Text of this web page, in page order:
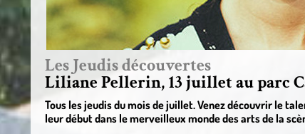
Les Jeudis découvertes
Liliane Pellerin, 13 juillet au parc
Tous les jeudis du mois de juillet. Venez découvrir le
leur début dans le merveilleux monde des arts de la